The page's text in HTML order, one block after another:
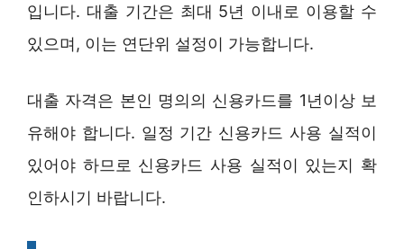
입니다. 대출 기간은 최대 5년 이내로 이용할 수
있으며, 이는 연단위 설정이 가능합니다.
대출 자격은 본인 명의의 신용카드를 1년이상 보
유해야 합니다. 일정 기간 신용카드 사용 실적이
있어야 하므로 신용카드 사용 실적이 있는지 확
인하시기 바랍니다.